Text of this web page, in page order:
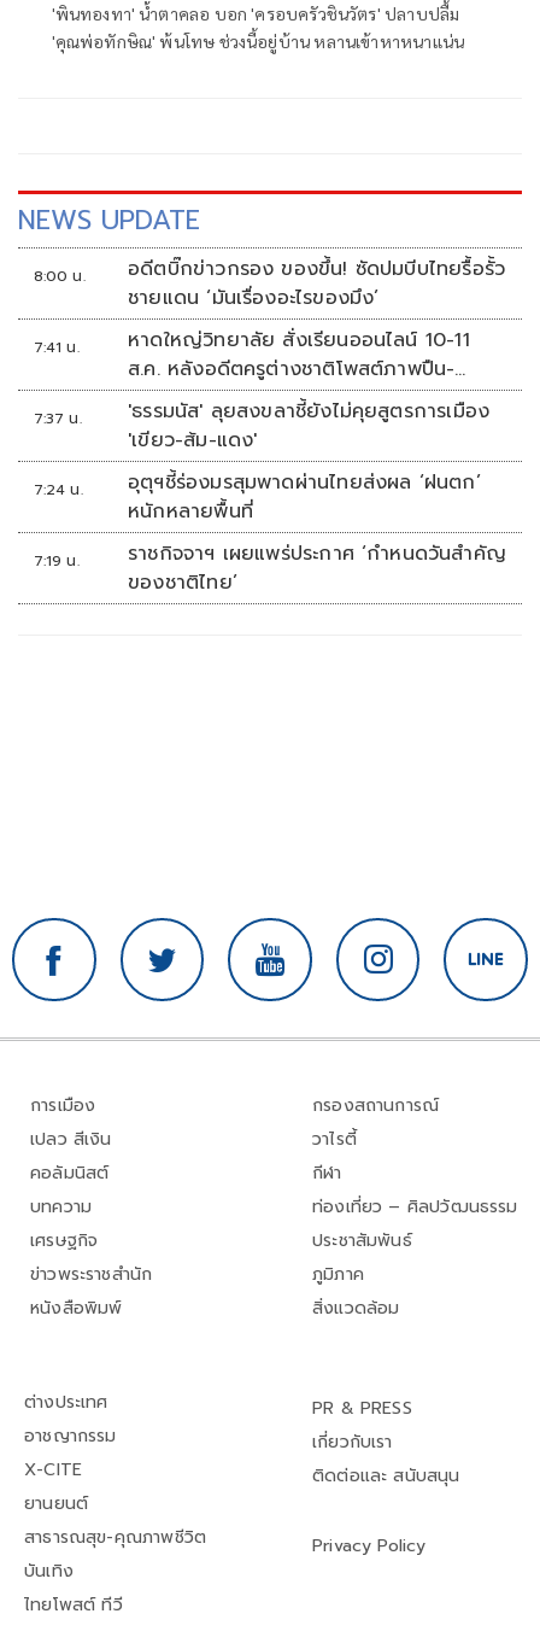
'พินทองทา' น้ำตาคลอ บอก 'ครอบครัวชินวัตร' ปลาบปลื้ม
'คุณพ่อทักษิณ' พ้นโทษ ช่วงนี้อยู่บ้าน หลานเข้าหาหนาแน่น
NEWS UPDATE
8:00 น.
อดีตบิ๊กข่าวกรอง ของขึ้น! ซัดปมบีบไทยรื้อรั้ว
ชายแดน ‘มันเรื่องอะไรของมึง’
7:41 น.
หาดใหญ่วิทยาลัย สั่งเรียนออนไลน์ 10-11
ส.ค. หลังอดีตครูต่างชาติโพสต์ภาพปืน-
ข้อความข่มขู่
7:37 น.
'ธรรมนัส' ลุยสงขลาชี้ยังไม่คุยสูตรการเมือง
'เขียว-ส้ม-แดง'
7:24 น.
อุตุฯชี้ร่องมรสุมพาดผ่านไทยส่งผล ‘ฝนตก’
หนักหลายพื้นที่
7:19 น.
ราชกิจจาฯ เผยแพร่ประกาศ ‘กำหนดวันสำคัญ
ของชาติไทย’
การเมือง
เปลว สีเงิน
คอลัมนิสต์
บทความ
เศรษฐกิจ
ข่าวพระราชสำนัก
หนังสือพิมพ์
กรองสถานการณ์
วาไรตี้
กีฬา
ท่องเที่ยว – ศิลปวัฒนธรรม
ประชาสัมพันธ์
ภูมิภาค
สิ่งแวดล้อม
ต่างประเทศ
อาชญากรรม
X-CITE
ยานยนต์
สาธารณสุข-คุณภาพชีวิต
บันเทิง
ไทยโพสต์ ทีวี
PR & PRESS
เกี่ยวกับเรา
ติดต่อและ สนับสนุน
Privacy Policy